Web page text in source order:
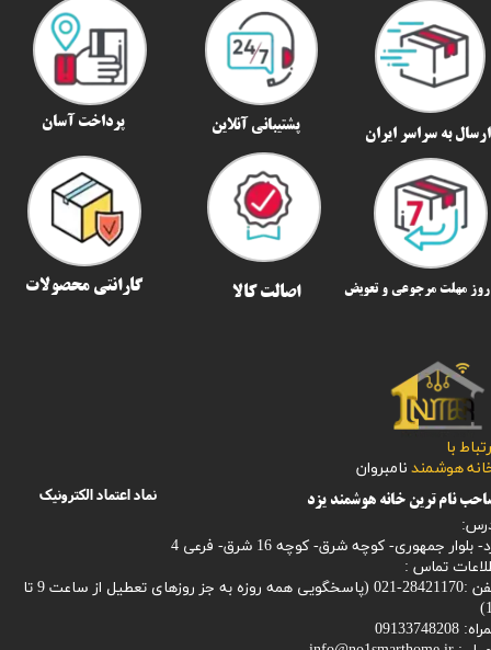
با
هوشمند نامبروان
بلوار جمهوری- کوچه شرق- کوچه 16 شرق- فرعی 4
تماس :
021 (
پاسخگویی همه روزه به جز روزهای تعطیل از ساعت 9 تا
09133748208
نماد اعتماد الکترونیک
ارسال به سراسر ایران​​​​​​​
پشتیبانی آنلاین پرداخت آسان
اصالت کالا گارانتی محصولات
نام ترین خانه هوشمند یزد